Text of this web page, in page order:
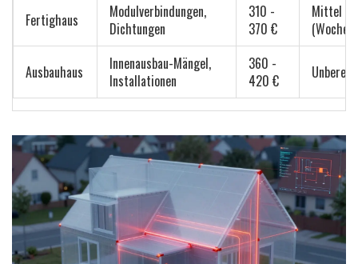
Fertighaus
Modulverbindungen,
Dichtungen
310 -
370 €
Mittel
(Wochen)
Ausbauhaus
Innenausbau-Mängel,
Installationen
360 -
420 €